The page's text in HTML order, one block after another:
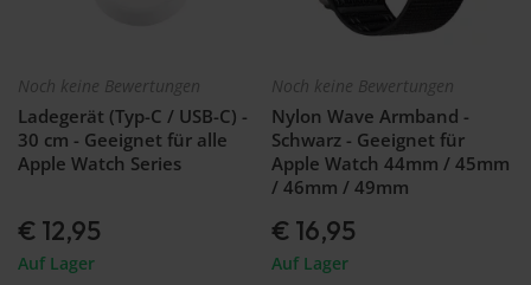
Noch keine Bewertungen
Ladegerät (Typ-C / USB-C) -
30 cm - Geeignet für alle
Apple Watch Series
€ 12,95
Auf Lager
Noch keine Bewertungen
Nylon Wave Armband -
Schwarz - Geeignet für
Apple Watch 44mm / 45mm
/ 46mm / 49mm
€ 16,95
Auf Lager